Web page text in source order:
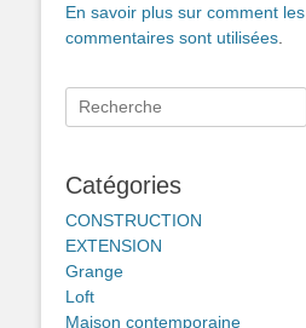
En savoir plus sur comment
commentaires sont utilisées
Rechercher :
Catégories
CONSTRUCTION
EXTENSION
Grange
Loft
Maison contemporaine